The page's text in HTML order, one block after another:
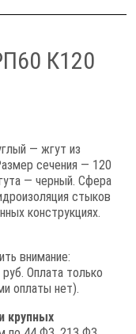
К120
— жгут из
сечения — 120
— черный. Сфера
стыков
конструкциях.
внимание:
Оплата только
оплаты нет).
крупных